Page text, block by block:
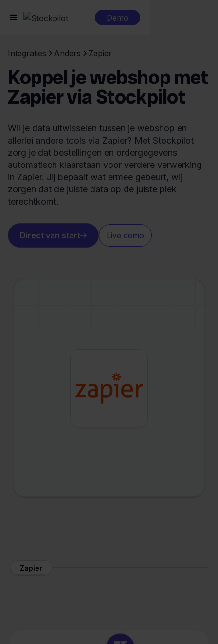
Demo
Integraties Anders Zapier
Koppel je webshop met
Zapier via Stockpilot
Wil je data uitwisselen tussen je webshop en
allerlei andere tools via Zapier? Met Stockpilot
zorg je dat bestellingen en ordergegevens
automatisch klaarstaan voor verdere verwerking
in Zapier. Jij bepaalt wat ermee gebeurt, wij
zorgen dat de juiste data op de juiste plek
terechtkomt.
Direct van start Live demo
Zapier